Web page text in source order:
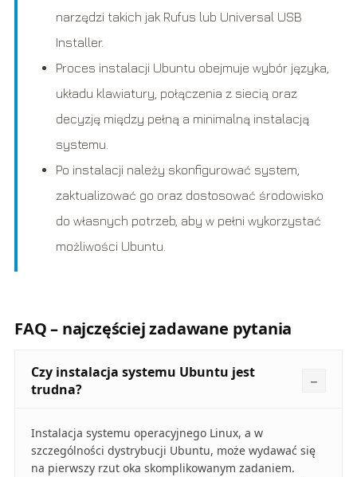
narzędzi takich jak Rufus lub Universal USB
Installer.
Proces instalacji Ubuntu obejmuje wybór języka,
układu klawiatury, połączenia z siecią oraz
decyzję między pełną a minimalną instalacją
systemu.
Po instalacji należy skonfigurować system,
zaktualizować go oraz dostosować środowisko
do własnych potrzeb, aby w pełni wykorzystać
możliwości Ubuntu.
FAQ – najczęściej zadawane pytania
Czy instalacja systemu Ubuntu jest
trudna?
Instalacja systemu operacyjnego Linux, a w
szczególności dystrybucji Ubuntu, może wydawać się
na pierwszy rzut oka skomplikowanym zadaniem.